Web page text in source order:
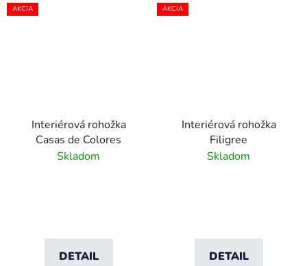
AKCIA
Interiérová rohožka
Casas de Colores
Skladom
DETAIL
AKCIA
Interiérová rohožka
Filigree
Skladom
DETAIL